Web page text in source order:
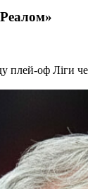
оф Ліги